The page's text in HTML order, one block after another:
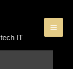
IT